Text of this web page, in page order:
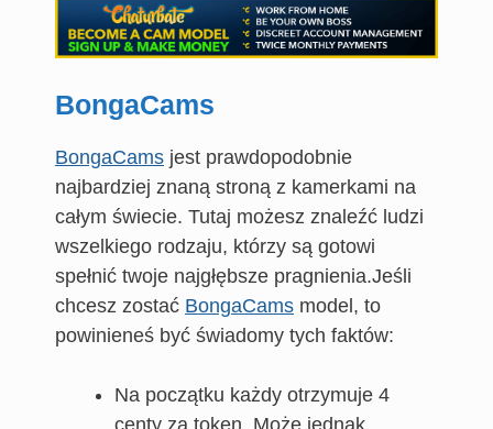
BongaCams
BongaCams jest prawdopodobnie
najbardziej znaną stroną z kamerkami na
całym świecie. Tutaj możesz znaleźć ludzi
wszelkiego rodzaju, którzy są gotowi
spełnić twoje najgłębsze pragnienia.Jeśli
chcesz zostać BongaCams model, to
powinieneś być świadomy tych faktów:
Na początku każdy otrzymuje 4
centy za token. Może jednak